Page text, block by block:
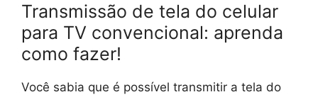
Transmissão de tela do celular
para TV convencional: aprenda
como fazer!
Você sabia que é possível transmitir a tela do